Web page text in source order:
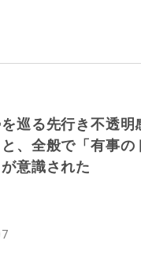
巡る先行き不透明
、全般で「有事の
意識された